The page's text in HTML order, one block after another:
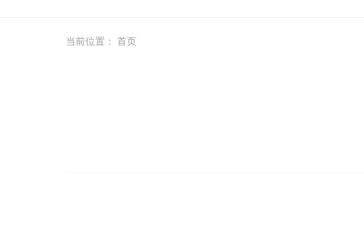
当前位置： 首页